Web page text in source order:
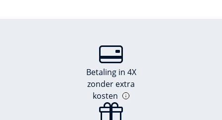
Betaling in 4X
zonder extra
kosten